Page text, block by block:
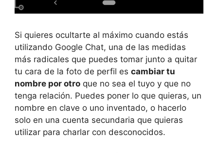
Si quieres ocultarte al máximo cuando estás
utilizando Google Chat, una de las medidas
más radicales que puedes tomar junto a quitar
tu cara de la foto de perfil es cambiar tu
nombre por otro que no sea el tuyo y que no
tenga relación. Puedes poner lo que quieras, un
nombre en clave o uno inventado, o hacerlo
solo en una cuenta secundaria que quieras
utilizar para charlar con desconocidos.